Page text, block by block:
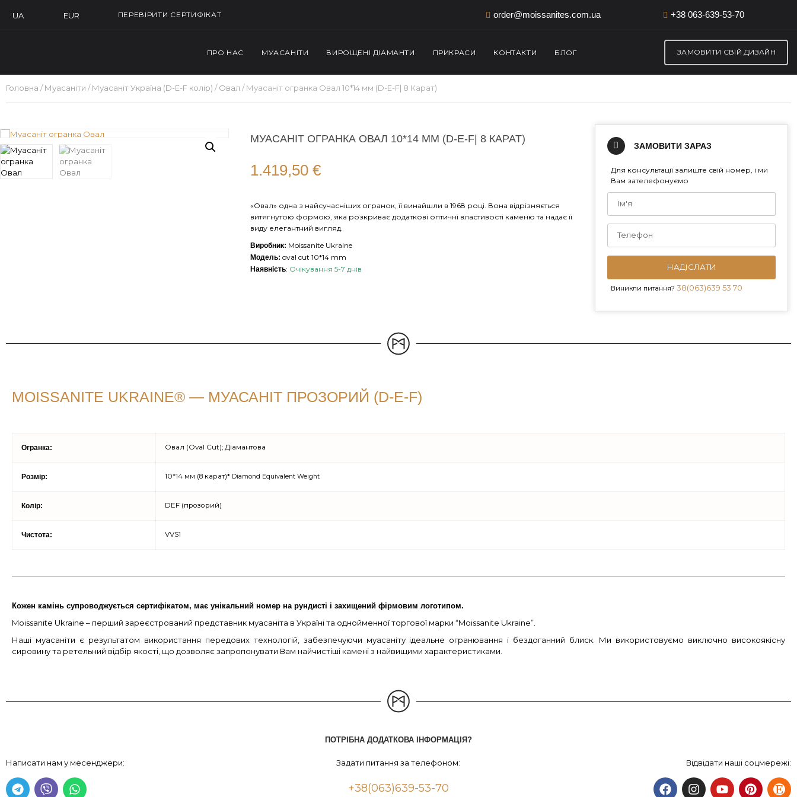
UA EUR ПЕРЕВІРИТИ СЕРТИФІКАТ order@moissanites.com.ua +38 063-639-53-70
ПРО НАС МУАСАНІТИ ВИРОЩЕНІ ДІАМАНТИ ПРИКРАСИ КОНТАКТИ БЛОГ ЗАМОВИТИ СВІЙ ДИЗАЙН
Головна /Муасаніти /Муасаніт Україна (D-E-F колір) /Овал / Муасаніт огранка Овал 10*14 мм (D-E-F| 8 Карат)
МУАСАНІТ ОГРАНКА ОВАЛ 10*14 ММ (D-E-F| 8 КАРАТ)
1.419,50 €
«Овал» одна з найсучасніших огранок, її винайшли в 1968 році. Вона відрізняється
витягнутою формою, яка розкриває додаткові оптичні властивості каменю та надає її
виду елегантний вигляд.
Виробник: Moissanite Ukraine
Модель: oval cut 10*14 mm
Наявність: Очікування 5-7 днів
ЗАМОВИТИ ЗАРАЗ
Для консультації залиште свій номер, і ми
Вам зателефонуємо
НАДІСЛАТИ
Виникли питання? 38(063)639 53 70
MOISSANITE UKRAINE® — МУАСАНІТ ПРОЗОРИЙ (D-E-F)
Огранка: Овал (Oval Cut); Діамантова
Розмір: 10*14 мм (8 карат)* Diamond Equivalent Weight
Колір: DEF (прозорий)
Чистота: VVS1
Кожен камінь супроводжується сертифікатом, має унікальний номер на рундисті і захищений фірмовим логотипом.
Moissanite Ukraine – перший зареєстрований представник муасаніта в Україні та однойменної торгової марки “Moissanite Ukraine”.
Наші муасаніти є результатом використання передових технологій, забезпечуючи муасаніту ідеальне огранювання і бездоганний блиск. Ми використовуємо виключно високоякісну
сировину та ретельний відбір якості, що дозволяє запропонувати Вам найчистіші камені з найвищими характеристиками.
ПОТРІБНА ДОДАТКОВА ІНФОРМАЦІЯ?
Написати нам у месенджери: Задати питання за телефоном:
+38(063)639-53-70
Відвідати наші соцмережі: